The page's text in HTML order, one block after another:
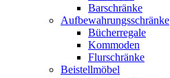
Barschränke
Aufbewahrungsschränke
Bücherregale
Kommoden
Flurschränke
Beistellmöbel